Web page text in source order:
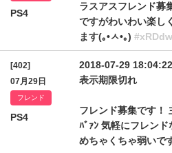
PS4
ラスアスフレンド
ですがわいわい楽し
ます(｡•ㅅ•｡)
[402]
07月29日
フレンド
PS4
2018-07-29 18:04:22
表示期限切れ
フレンド募集です！
ﾊﾞｧﾝ 気軽にフレン
めちゃくちゃ弱いで